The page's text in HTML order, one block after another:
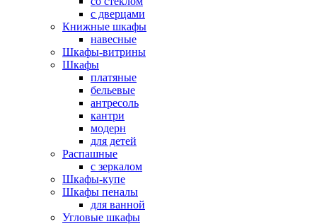
с дверцами
Книжные шкафы
навесные
Шкафы-витрины
Шкафы
платяные
бельевые
антресоль
кантри
модерн
для детей
Распашные
с зеркалом
Шкафы-купе
Шкафы пеналы
для ванной
Угловые шкафы